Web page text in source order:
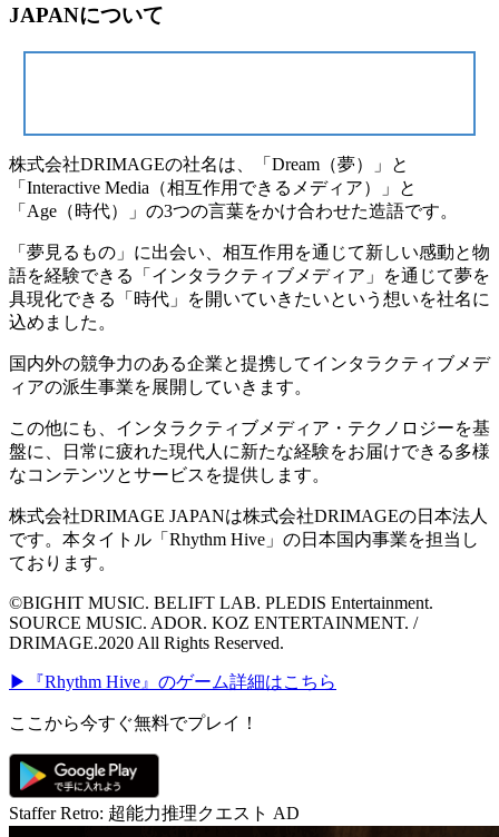
JAPANについて
株式会社DRIMAGEの社名は、「Dream（夢）」と
「Interactive Media（相互作用できるメディア）」と
「Age（時代）」の3つの言葉をかけ合わせた造語です。
「夢見るもの」に出会い、相互作用を通じて新しい感動と物
語を経験できる「インタラクティブメディア」を通じて夢を
具現化できる「時代」を開いていきたいという想いを社名に
込めました。
国内外の競争力のある企業と提携してインタラクティブメデ
ィアの派生事業を展開していきます。
この他にも、インタラクティブメディア・テクノロジーを基
盤に、日常に疲れた現代人に新たな経験をお届けできる多様
なコンテンツとサービスを提供します。
株式会社DRIMAGE JAPANは株式会社DRIMAGEの日本法人
です。本タイトル「Rhythm Hive」の日本国内事業を担当し
ております。
©BIGHIT MUSIC. BELIFT LAB. PLEDIS Entertainment.
SOURCE MUSIC. ADOR. KOZ ENTERTAINMENT. /
DRIMAGE.2020 All Rights Reserved.
▶『Rhythm Hive』のゲーム詳細はこちら
ここから今すぐ無料でプレイ！
Staffer Retro: 超能力推理クエスト AD